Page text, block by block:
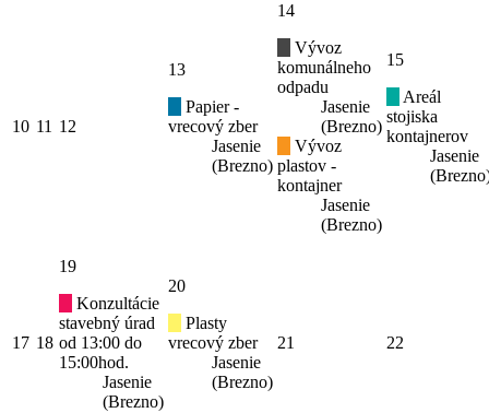
10 11 12
13
Papier -
vrecový zber
Jasenie
(Brezno)
14
Vývoz
komunálneho
odpadu
Jasenie
(Brezno)
Vývoz
plastov -
kontajner
Jasenie
(Brezno)
15
Areál
stojiska
kontajnerov
Jasenie
17 18
19
Konzultácie
stavebný úrad
od 13:00 do
15:00hod.
Jasenie
(Brezno)
20
Plasty
vrecový zber
Jasenie
(Brezno)
21 22